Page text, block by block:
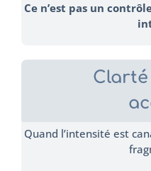
Ce n’est pas un
Quand l’intensité est